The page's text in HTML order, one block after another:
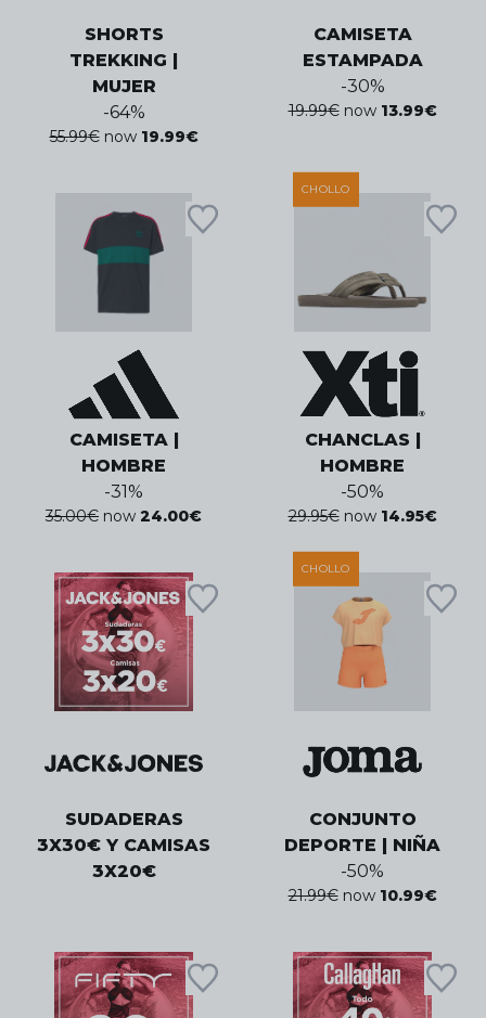
SHORTS
TREKKING |
MUJER
-64%
55.99€ now 19.99€
CAMISETA
ESTAMPADA
-30%
19.99€ now 13.99€
CAMISETA |
HOMBRE
-31%
35.00€ now 24.00€
CHOLLO
CHANCLAS |
HOMBRE
-50%
29.95€ now 14.95€
SUDADERAS
3X30€ Y CAMISAS
3X20€
CHOLLO
CONJUNTO
DEPORTE | NIÑA
-50%
21.99€ now 10.99€